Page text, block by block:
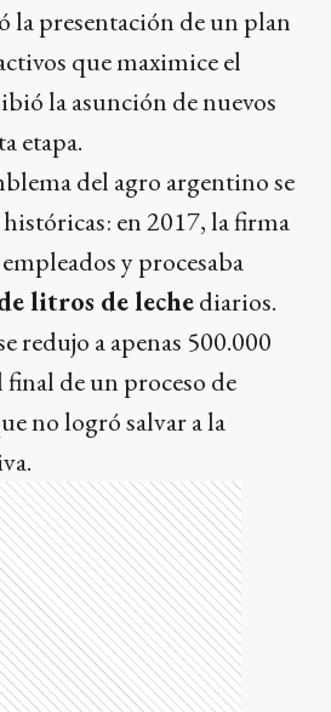
la presentación de un plan
que maximice el
la asunción de nuevos
etapa.
del agro argentino se
en 2017, la firma
y procesaba
litros de lechediarios.
redujo a apenas 500.000
de un proceso de
no logró salvar a la